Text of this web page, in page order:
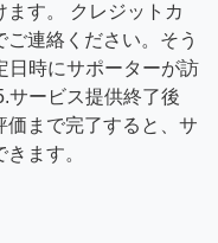
ます。 クレジットカ
連絡ください。そう
日時にサポーターが訪
サービス提供終了後
価まで完了すると、サ
ます。